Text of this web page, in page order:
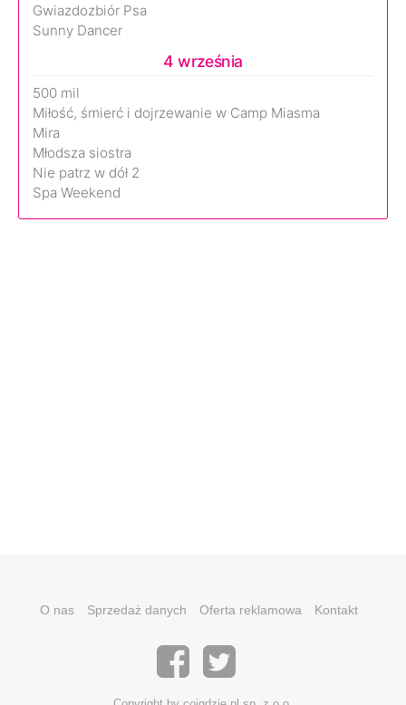
Gwiazdozbiór Psa
Sunny Dancer
4 września
500 mil
Miłość, śmierć i dojrzewanie w Camp Miasma
Mira
Młodsza siostra
Nie patrz w dół 2
Spa Weekend
O nas Sprzedaż danych Oferta reklamowa Kontakt